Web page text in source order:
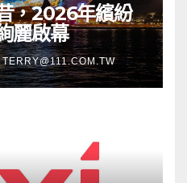
，2026年繽紛
麗啟幕
TERRY@111.COM.TW